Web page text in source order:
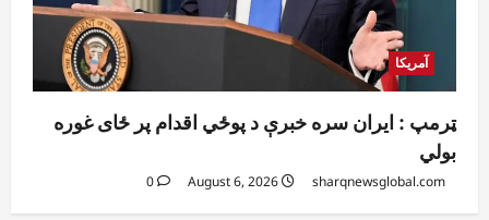
آمریکا
ټرمپ : ایران سره خبرې د پوځي اقدام پر ځای غوره
بولي
sharqnewsglobal.com
0